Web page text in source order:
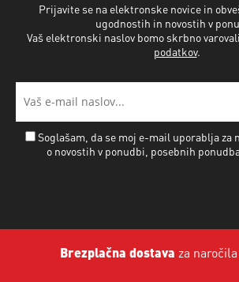
Prijavite se na elektronske novice in
ugodnostih in novostih v
Vaš elektronski naslov bomo skrbno
podatkov.
Soglašam, da se moj e-mail uporablja za
o novostih v ponudbi, posebnih
Brezplačna dostava za